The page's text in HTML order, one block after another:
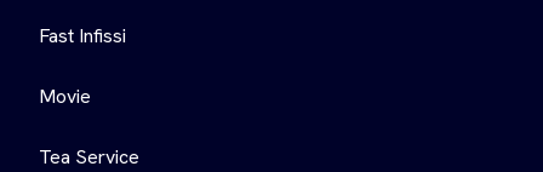
Fast Infissi
Movie
Tea Service